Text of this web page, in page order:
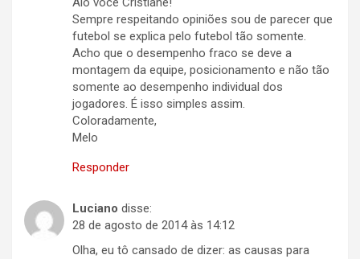
Sempre respeitando opiniões sou de parecer que
futebol se explica pelo futebol tão somente.
Acho que o desempenho fraco se deve a
montagem da equipe, posicionamento e não tão
somente ao desempenho individual dos
jogadores. É isso simples assim.
Coloradamente,
Melo
Responder
Luciano disse:
28 de agosto de 2014 às 14:12
Olha, eu tô cansado de dizer: as causas para